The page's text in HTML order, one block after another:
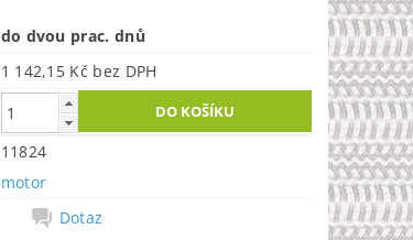
do dvou prac. dnů
1 142,15 Kč bez DPH
11824
motor
Dotaz